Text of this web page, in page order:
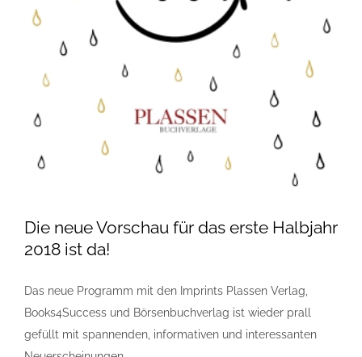
Die neue Vorschau für das erste Halbjahr
2018 ist da!
Das neue Programm mit den Imprints Plassen Verlag,
Books4Success und Börsenbuchverlag ist wieder prall
gefüllt mit spannenden, informativen und interessanten